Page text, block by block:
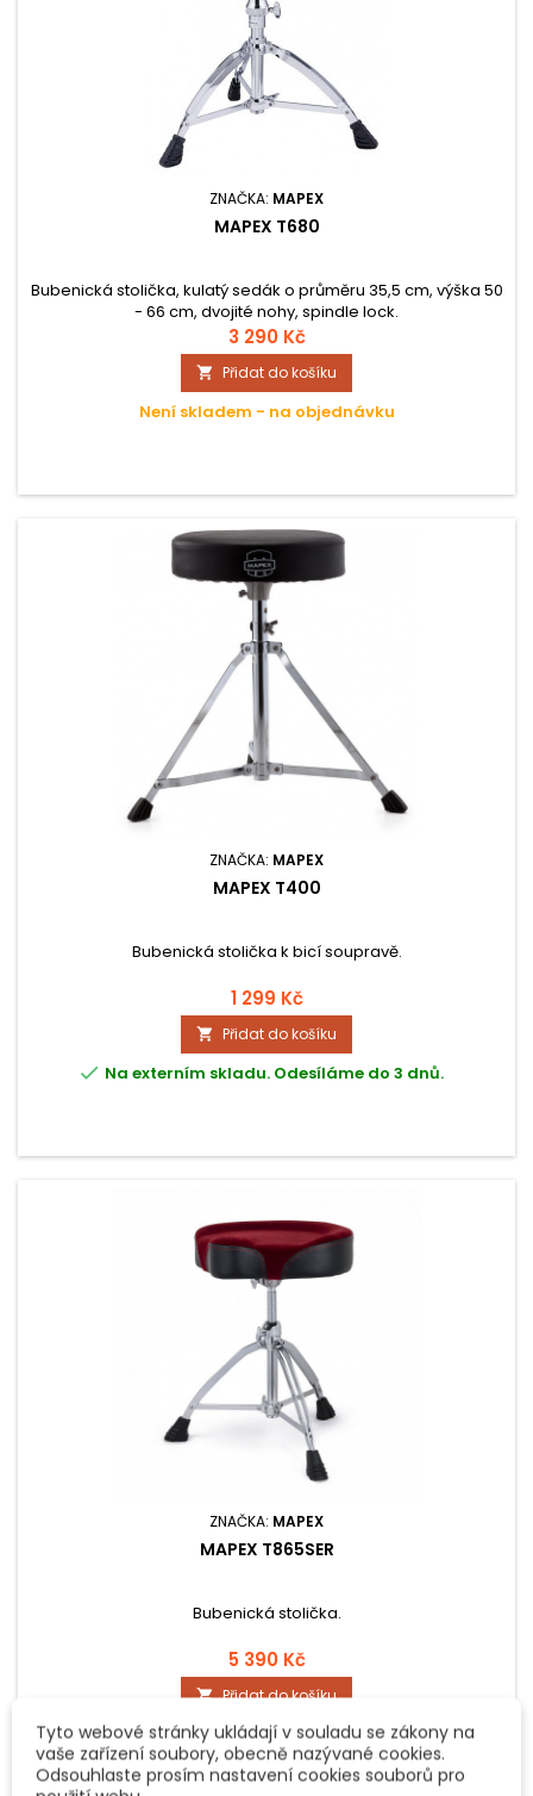
ZNAČKA: MAPEX
MAPEX T680
Bubenická stolička, kulatý sedák o průměru 35,5 cm, výška 50
- 66 cm, dvojité nohy, spindle lock.
3 290 Kč
 Přidat do košíku
Není skladem - na objednávku
ZNAČKA: MAPEX
MAPEX T400
Bubenická stolička k bicí soupravě.
1 299 Kč
 Přidat do košíku
 Na externím skladu. Odesíláme do 3 dnů.
ZNAČKA: MAPEX
MAPEX T865SER
Bubenická stolička.
5 390 Kč
 Přidat do košíku
Na externím skladu. Odesíláme do 3 dnů.
Tyto webové stránky ukládají v souladu se zákony na
vaše zařízení soubory, obecně nazývané cookies.
Odsouhlaste prosím nastavení cookies souborů pro